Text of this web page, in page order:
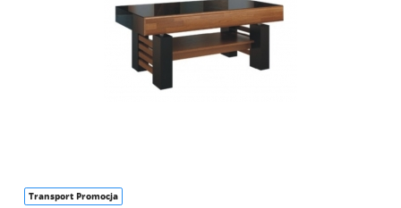
Transport Promocja